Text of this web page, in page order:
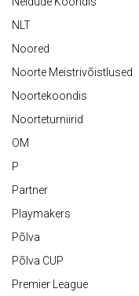
NLT
Noored
Noorte Meistrivõistlused
Noortekoondis
Noorteturniirid
OM
P
Partner
Playmakers
Põlva
Põlva CUP
Premier League